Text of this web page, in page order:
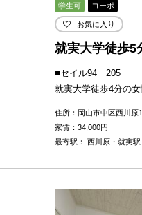
学生可 コーポ
お気に入り
就実大学徒歩5
■セイル94 205
就実大学徒歩4分の
住所：岡山市中区西川原
家賃： 34,000円
最寄駅： 西川原・就実駅